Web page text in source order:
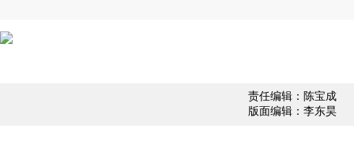
责任编辑：陈宝成
版面编辑：李东昊